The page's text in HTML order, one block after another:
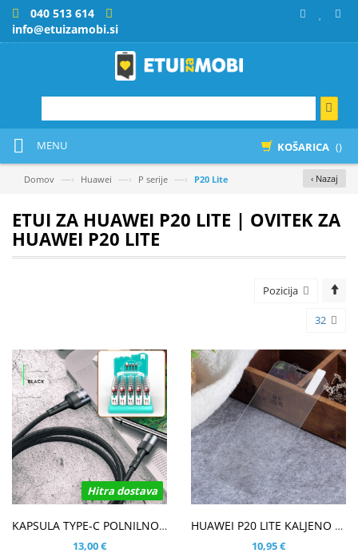
040 513 614
info@etuizamobi.si
KOŠARICA ()
MENU
‹ Nazaj
Domov —› Huawei —› P serije —› P20 Lite
ETUI ZA HUAWEI P20 LITE | OVITEK ZA
HUAWEI P20 LITE
Pozicija
32
Hitra dostava
KAPSULA TYPE-C POLNILNO PODATKOVNI KABEL
13,00 €
HUAWEI P20 LITE KALJENO STEKLO (0,30MM)
10,95 €